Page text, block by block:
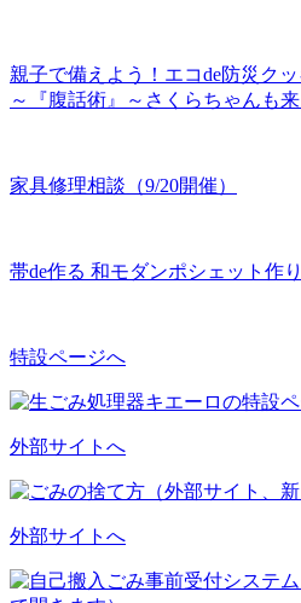
親子で備えよう！エコde防災
～『腹話術』～さくらちゃんも
家具修理相談（9/20開催）
帯de作る 和モダンポシェット作り
特設ページへ
外部サイトへ
外部サイトへ